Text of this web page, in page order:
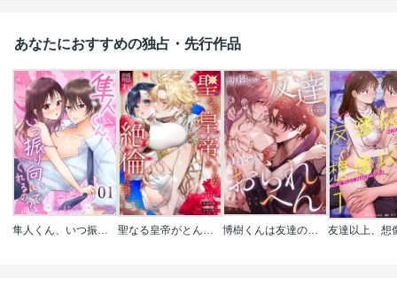
あなたにおすすめの独占・先行作品
隼人くん、いつ振り向いてくれるの? 聖なる皇帝がとんだ隠れ絶倫だった件【単話】 博樹くんは友達のままじゃおられへん。元陰キャの一途すぎる両片思い